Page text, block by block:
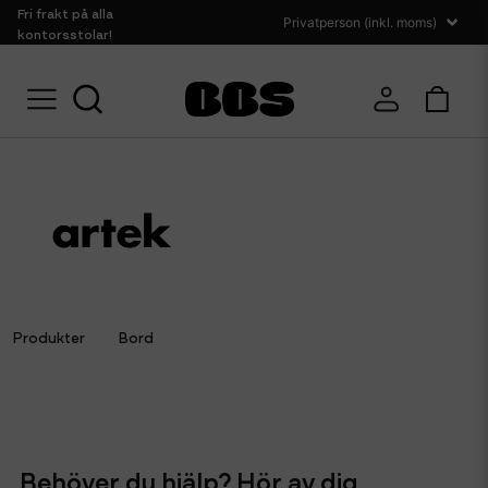
Fri frakt på alla
kontorsstolar!
Hem Artek
Produkter Bord
Behöver du hjälp? Hör av dig.